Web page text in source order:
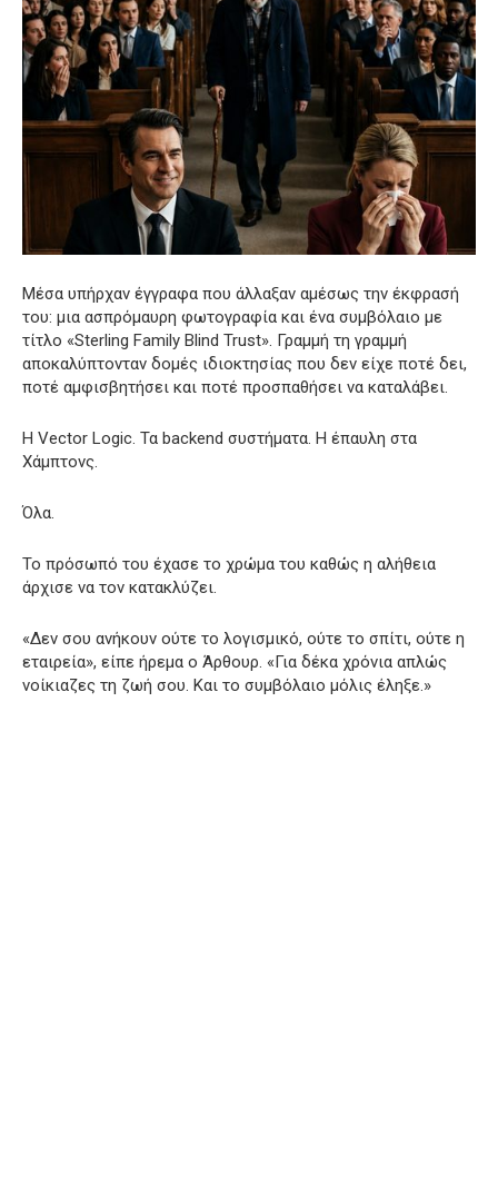
Μέσα υπήρχαν έγγραφα που άλλαξαν αμέσως την έκφρασή
του: μια ασπρόμαυρη φωτογραφία και ένα συμβόλαιο με
τίτλο «Sterling Family Blind Trust». Γραμμή τη γραμμή
αποκαλύπτονταν δομές ιδιοκτησίας που δεν είχε ποτέ δει,
ποτέ αμφισβητήσει και ποτέ προσπαθήσει να καταλάβει.
Η Vector Logic. Τα backend συστήματα. Η έπαυλη στα
Χάμπτονς.
Όλα.
Το πρόσωπό του έχασε το χρώμα του καθώς η αλήθεια
άρχισε να τον κατακλύζει.
«Δεν σου ανήκουν ούτε το λογισμικό, ούτε το σπίτι, ούτε η
εταιρεία», είπε ήρεμα ο Άρθουρ. «Για δέκα χρόνια απλώς
νοίκιαζες τη ζωή σου. Και το συμβόλαιο μόλις έληξε.»